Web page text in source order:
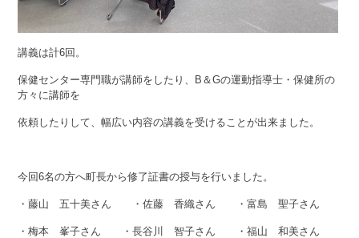
講義は計6回。
保健センター専門職が講師をしたり、B＆Gの運動指導士・保健所の
方々に講師を
依頼したりして、幅広い内容の講義を受けることが出来ました。
今回6名の方へ町長から修了証書の授与を行いました。
・藤山 五十美さん ・佐藤 香織さん ・富島 聖子さん
・梅本 峯子さん ・長谷川 智子さん ・福山 和美さん